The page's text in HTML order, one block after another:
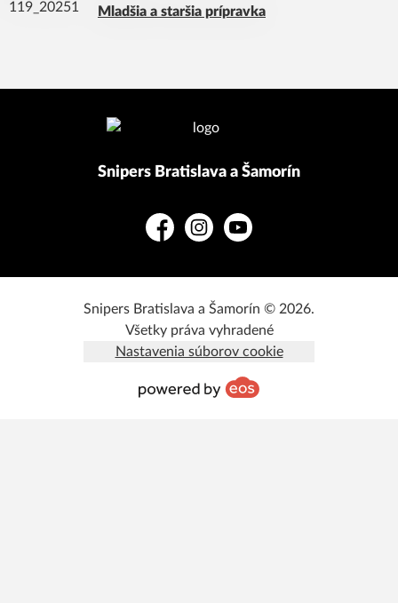
Mladšia a staršia prípravka
Snipers Bratislava a Šamorín
FacebookInstagramYouTube
Snipers Bratislava a Šamorín © 2026.
Všetky práva vyhradené
Nastavenia súborov cookie